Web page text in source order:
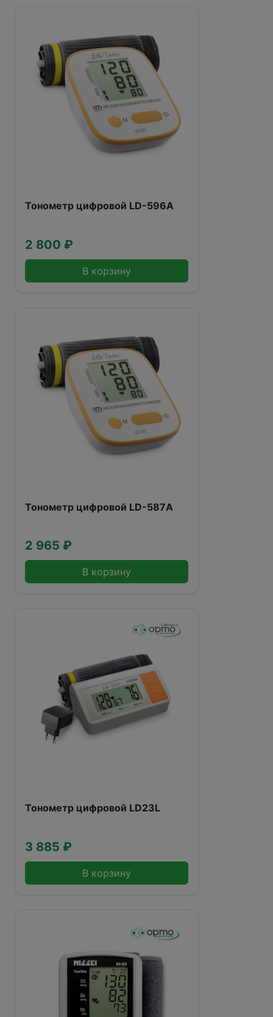
Тонометр цифровой LD-596А
2 800 ₽
В корзину
Тонометр цифровой LD-587А
2 965 ₽
В корзину
Тонометр цифровой LD23L
3 885 ₽
В корзину